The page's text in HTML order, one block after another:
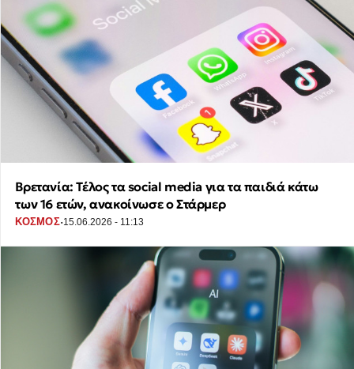
Βρετανία: Τέλος τα social media για τα παιδιά κάτω
των 16 ετών, ανακοίνωσε ο Στάρμερ
ΚΟΣΜΟΣ·15.06.2026 - 11:13